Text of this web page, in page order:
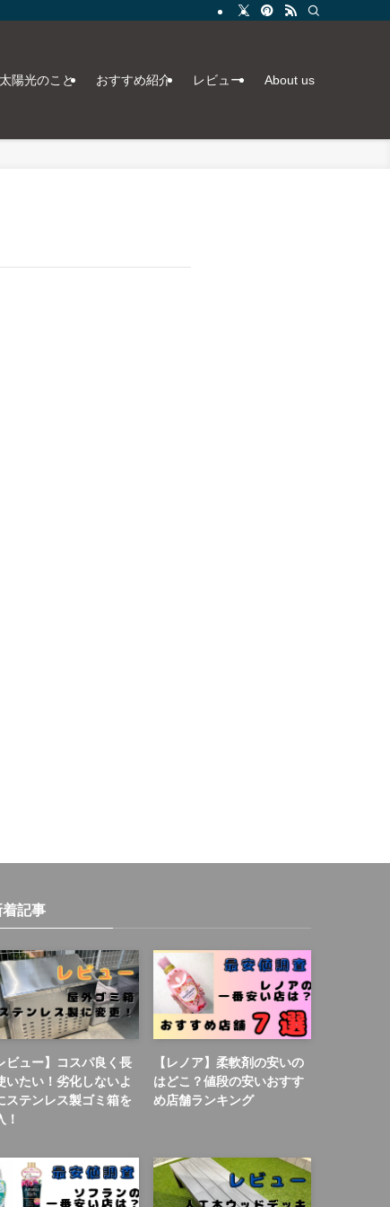
太陽光のこと おすすめ紹介 レビュー About us
着記事
ビュー】コスパ良く長
いたい！劣化しないよ
ステンレス製ゴミ箱を
！
【レノア】柔軟剤の安いの
はどこ？値段の安いおすす
め店舗ランキング